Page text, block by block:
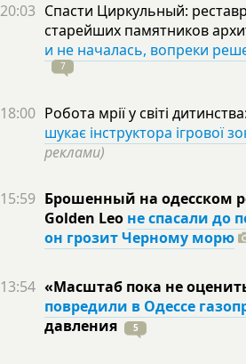
20:03 Спасти Циркульный:
старейших памятников
и не началась, вопреки
7
18:00 Робота мрії у світі
шукає інструктора ігрової
реклами)
15:59 Брошенный на одесском
Golden Leo не спасали до
он грозит Черному морю
13:54 «Масштаб пока не
повредили в Одессе
давления
5